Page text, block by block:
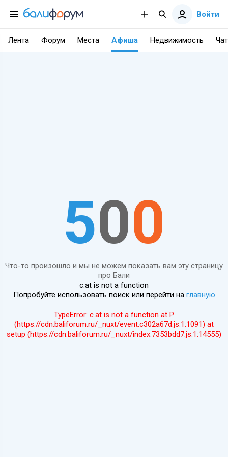
Войти
Лента Форум Места Афиша Недвижимость Чат
500
Что-то произошло и мы не можем показать вам эту страницу
про Бали
c.at is not a function
Попробуйте использовать поиск или перейти на главную
TypeError: c.at is not a function at P
(https://cdn.baliforum.ru/_nuxt/event.c302a67d.js:1:1091) at
setup (https://cdn.baliforum.ru/_nuxt/index.7353bdd7.js:1:14555)